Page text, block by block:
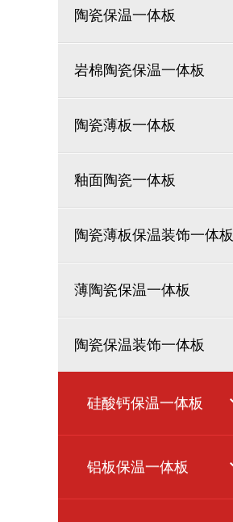
陶瓷保温一体板
岩棉陶瓷保温一体板
陶瓷薄板一体板
釉面陶瓷一体板
陶瓷薄板保温装饰一体板
薄陶瓷保温一体板
陶瓷保温装饰一体板
硅酸钙保温一体板
铝板保温一体板